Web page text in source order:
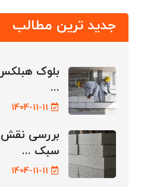
جدید ترین مطالب
بلوک
...
1404-11-11
بررسی
سبک ...
1404-11-11